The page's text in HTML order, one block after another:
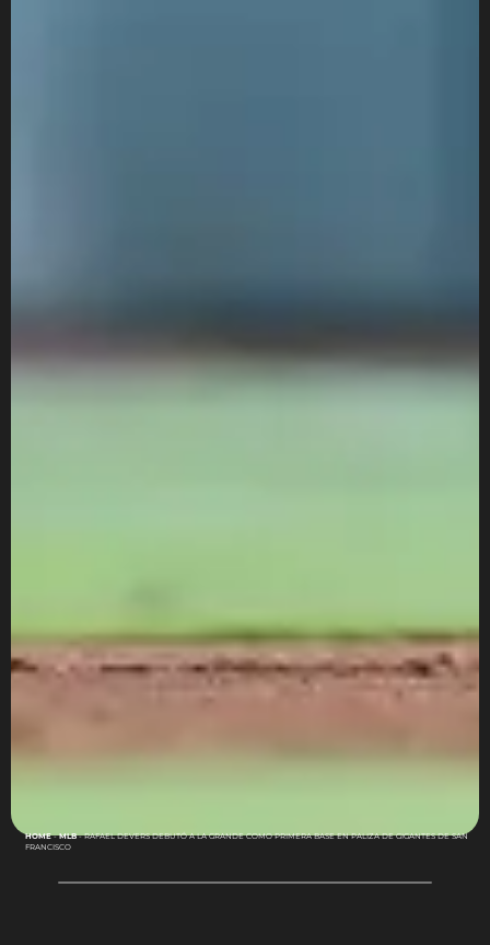
HOME-MLB-RAFAEL DEVERS DEBUTÓ A LA GRANDE COMO PRIMERA BASE EN PALIZA DE GIGANTES DE SAN
FRANCISCO